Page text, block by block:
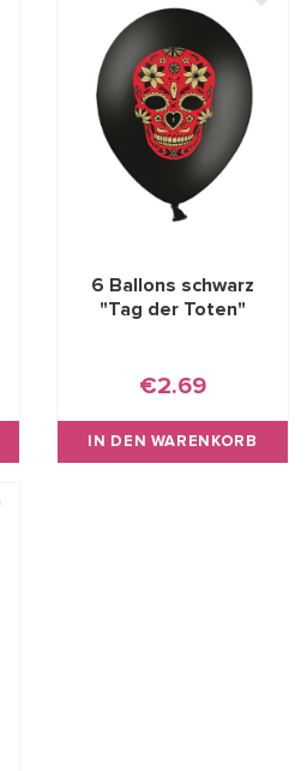
6 Ballons schwarz
"Tag der Toten"
€2.69
IN DEN WARENKORB